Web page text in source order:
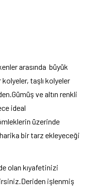
arasında büyük
taşlı kolyeler
ve altın renkli
ideal
üzerinde
bir tarz ekleyeceği
olan kıyafetinizi
işlenmiş